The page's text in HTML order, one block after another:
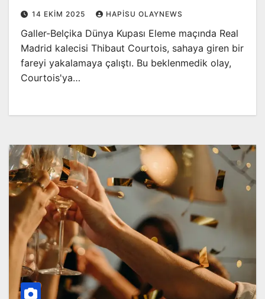
14 EKIM 2025 HAPISU OLAYNEWS
Galler-Belçika Dünya Kupası Eleme maçında Real
Madrid kalecisi Thibaut Courtois, sahaya giren bir
fareyi yakalamaya çalıştı. Bu beklenmedik olay,
Courtois'ya…